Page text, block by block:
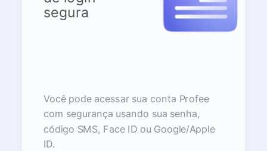
segura
Você pode acessar sua conta Profee
com segurança usando sua senha,
código SMS, Face ID ou Google/Apple
ID.